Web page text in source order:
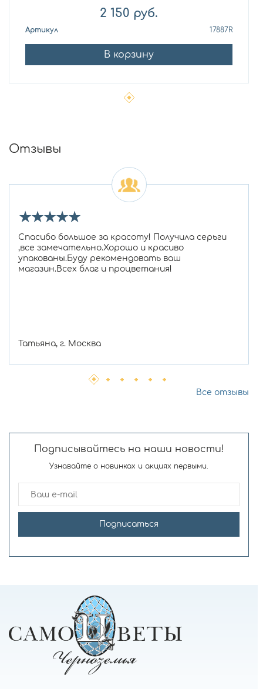
2 150 руб.
Артикул 17887R
В корзину
Отзывы
★★★★★
Спасибо большое за красоту! Получила серьги
,все замечательно.Хорошо и красиво
упакованы.Буду рекомендовать ваш
магазин.Всех благ и процветания!
Татьяна, г. Москва
Все отзывы
Подписывайтесь на наши новости!
Узнавайте о новинках и акциях первыми.
Подписаться